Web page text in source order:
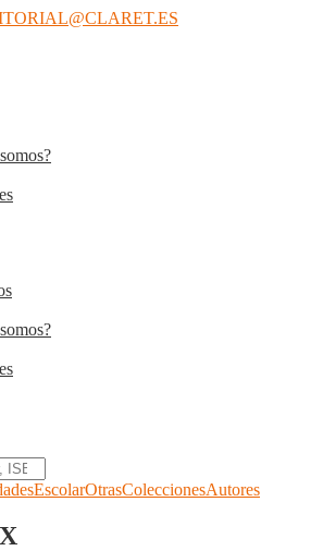
EscolarOtrasColeccionesAutores